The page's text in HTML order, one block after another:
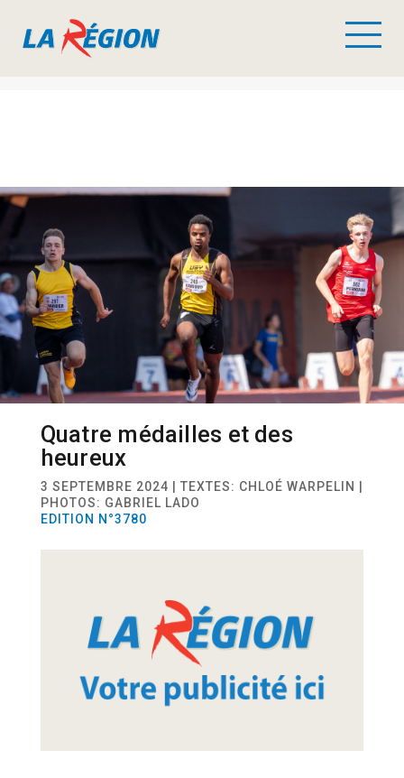
Quatre médailles et des
heureux
3 SEPTEMBRE 2024 | TEXTES: CHLOÉ WARPELIN |
PHOTOS: GABRIEL LADO
EDITION N°3780